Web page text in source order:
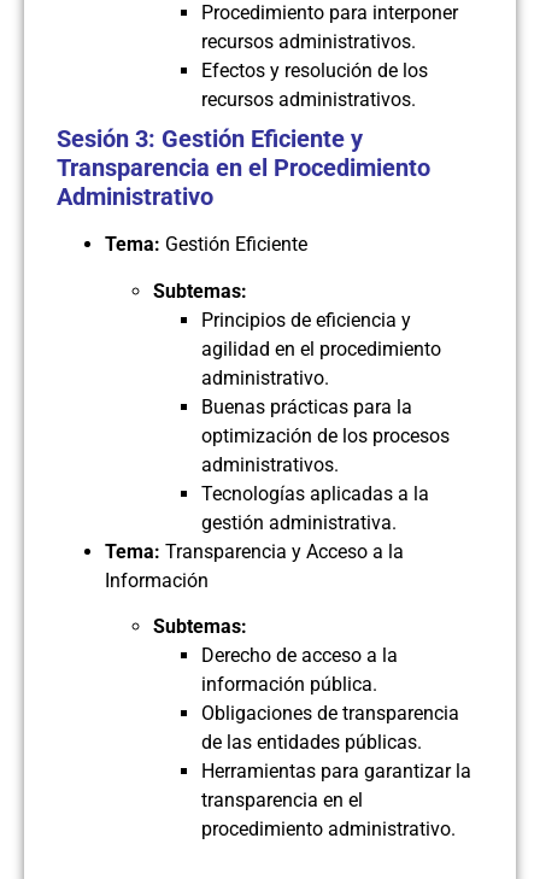
Procedimiento para interponer
recursos administrativos.
Efectos y resolución de los
recursos administrativos.
Sesión 3: Gestión Eficiente y
Transparencia en el Procedimiento
Administrativo
Tema: Gestión Eficiente
Subtemas:
Principios de eficiencia y
agilidad en el procedimiento
administrativo.
Buenas prácticas para la
optimización de los procesos
administrativos.
Tecnologías aplicadas a la
gestión administrativa.
Tema: Transparencia y Acceso a la
Información
Subtemas:
Derecho de acceso a la
información pública.
Obligaciones de transparencia
de las entidades públicas.
Herramientas para garantizar la
transparencia en el
procedimiento administrativo.